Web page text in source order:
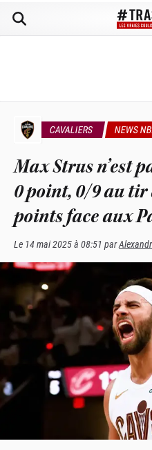
CAVALIERS NEWS
Max Strus n’est
0 point, 0/9 au tir
points face aux
Le 14 mai 2025 à 08:51 par